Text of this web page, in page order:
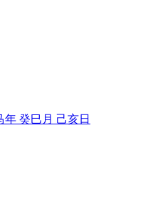
癸巳月 己亥日